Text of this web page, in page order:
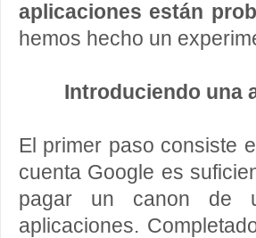
aplicaciones están
hemos hecho un
Introduciendo una
El primer paso consiste
cuenta Google es
pagar un canon de
aplicaciones.